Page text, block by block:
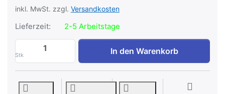
inkl. MwSt. zzgl. Versandkosten
Lieferzeit: 2-5 Arbeitstage
Stk
Langlocheisen 30 x 12 mm zu 89,15 €,
In den Warenkorb